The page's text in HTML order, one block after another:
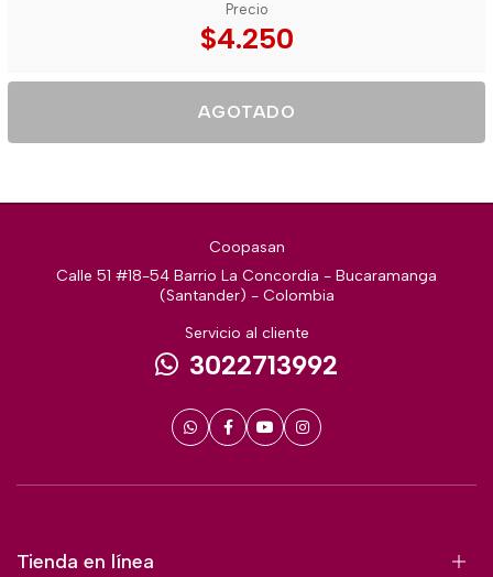
Precio
$4.250
AGOTADO
Coopasan
Calle 51 #18-54 Barrio La Concordia - Bucaramanga
(Santander) - Colombia
Servicio al cliente
3022713992
Tienda en línea